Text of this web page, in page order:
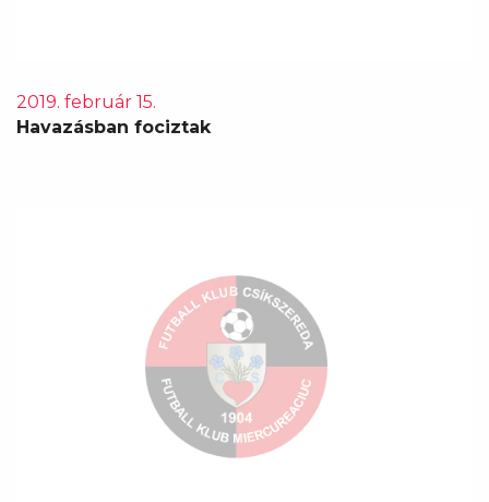
2019. február 15.
Havazásban fociztak